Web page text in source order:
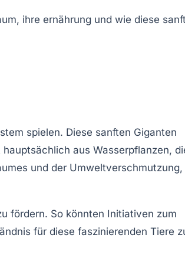
spielen. Diese sanften Giganten
hauptsächlich aus Wasserpflanzen,
und der Umweltverschmutzung,
fördern. So könnten Initiativen zum
für diese faszinierenden Tiere